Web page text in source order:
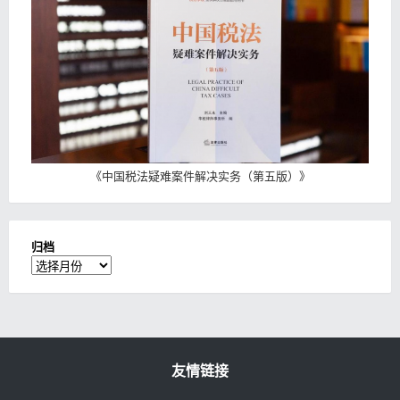
《中国税法疑难案件解决实务（第五版） 》
归档
归
档
友情链接